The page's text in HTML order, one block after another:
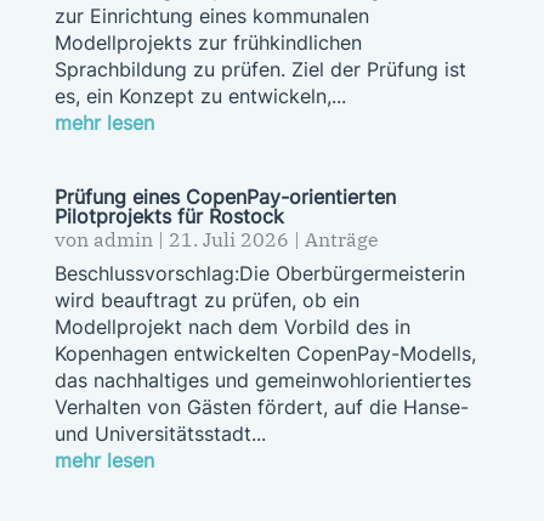
zur Einrichtung eines kommunalen
Modellprojekts zur frühkindlichen
Sprachbildung zu prüfen. Ziel der Prüfung ist
es, ein Konzept zu entwickeln,...
mehr lesen
Prüfung eines CopenPay-orientierten
Pilotprojekts für Rostock
von admin| 21. Juli 2026 | Anträge
Beschlussvorschlag:Die Oberbürgermeisterin
wird beauftragt zu prüfen, ob ein
Modellprojekt nach dem Vorbild des in
Kopenhagen entwickelten CopenPay-Modells,
das nachhaltiges und gemeinwohlorientiertes
Verhalten von Gästen fördert, auf die Hanse-
und Universitätsstadt...
mehr lesen